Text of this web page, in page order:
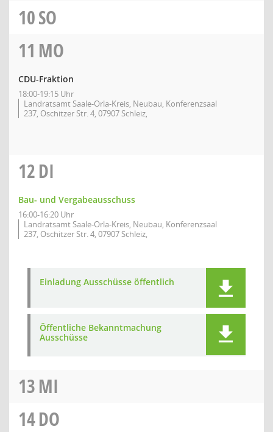
10SO
11 MO
CDU-Fraktion
18:00-19:15 Uhr
Landratsamt Saale-Orla-Kreis, Neubau, Konferenzsaal
237, Oschitzer Str. 4, 07907 Schleiz,
12DI
Bau- und Vergabeausschuss
16:00-16:20 Uhr
Landratsamt Saale-Orla-Kreis, Neubau, Konferenzsaal
237, Oschitzer Str. 4, 07907 Schleiz,
Einladung Ausschüsse öffentlich
Öffentliche Bekanntmachung
Ausschüsse
13MI
14DO